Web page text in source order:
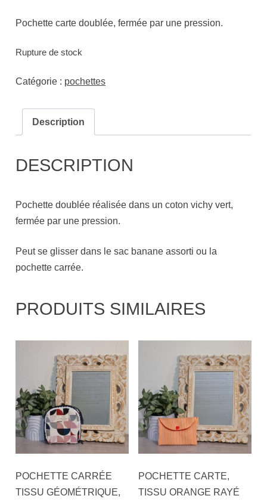
Pochette carte doublée, fermée par une pression.
Rupture de stock
Catégorie : pochettes
Description
DESCRIPTION
Pochette doublée réalisée dans un coton vichy vert,
fermée par une pression.
Peut se glisser dans le sac banane assorti ou la
pochette carrée.
PRODUITS SIMILAIRES
POCHETTE CARRÉE
TISSU GÉOMÉTRIQUE,
POCHETTE CARTE,
TISSU ORANGE RAYÉ